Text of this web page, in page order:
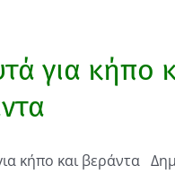
για κήπο
κήπο και βεράντα